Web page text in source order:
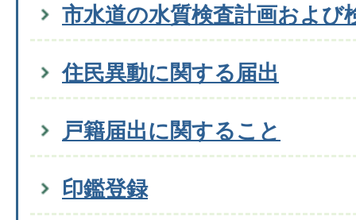
市水道の水質検査計画および
住民異動に関する届出
戸籍届出に関すること
印鑑登録